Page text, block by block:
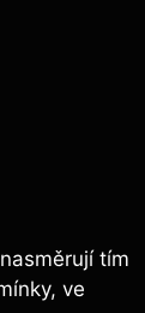
tím
ve